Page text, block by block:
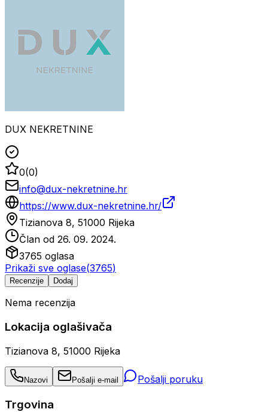
DUX NEKRETNINE
0(0)
info@dux-nekretnine.hr
https://www.dux-nekretnine.hr/
Tizianova 8, 51000 Rijeka
Član od 26. 09. 2024.
3765 oglasa
Prikaži sve oglase(3765)
Recenzije Dodaj
Nema recenzija
Lokacija oglašivača
Tizianova 8, 51000 Rijeka
Nazovi Pošalji e-mail Pošalji poruku
Trgovina